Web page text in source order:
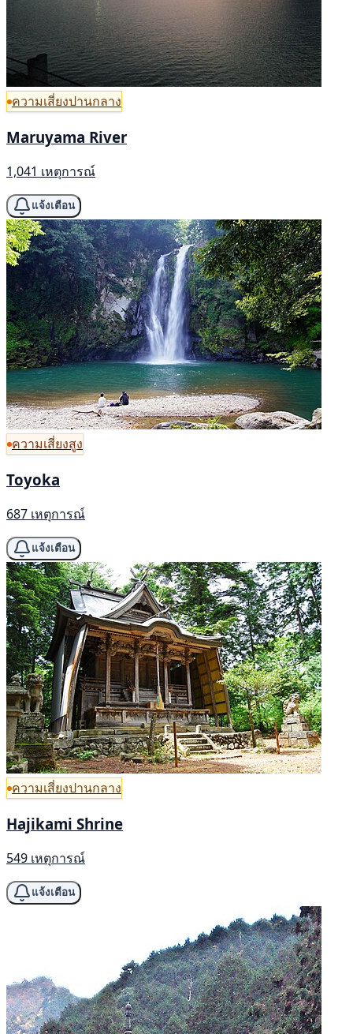
ความเสี่ยงปานกลาง
Maruyama River
1,041 เหตุการณ์
แจ้งเตือน
ความเสี่ยงสูง
Toyoka
687 เหตุการณ์
แจ้งเตือน
ความเสี่ยงปานกลาง
Hajikami Shrine
549 เหตุการณ์
แจ้งเตือน